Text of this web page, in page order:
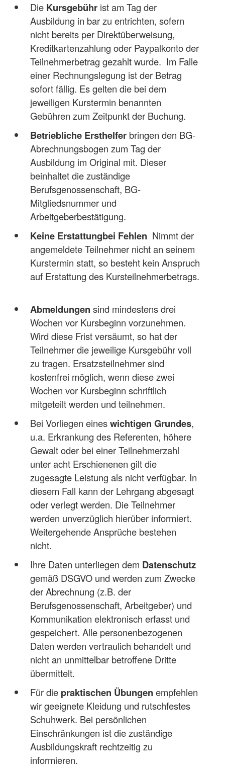
Die Kursgebührist am Tag der
Ausbildung in bar zu entrichten, sofern
nicht bereits per Direktüberweisung,
Kreditkartenzahlung oder Paypalkonto der
Teilnehmerbetrag gezahlt wurde. Im Falle
einer Rechnungslegung ist der Betrag
sofort fällig. Es gelten die bei dem
jeweiligen Kurstermin benannten
Gebühren zum Zeitpunkt der Buchung.
Betriebliche Ersthelferbringen den BG-
Abrechnungsbogen zum Tag der
Ausbildung im Original mit. Dieser
beinhaltet die zuständige
Berufsgenossenschaft, BG-
Mitgliedsnummer und
Arbeitgeberbestätigung.
Keine Erstattungbei Fehlen Nimmt der
angemeldete Teilnehmer nicht an seinem
Kurstermin statt, so besteht kein Anspruch
auf Erstattung des Kursteilnehmerbetrags.
Abmeldungen sind mindestens drei
Wochen vor Kursbeginn vorzunehmen.
Wird diese Frist versäumt, so hat der
Teilnehmer die jeweilige Kursgebühr voll
zu tragen. Ersatzsteilnehmer sind
kostenfrei möglich, wenn diese zwei
Wochen vor Kursbeginn schriftlich
mitgeteilt werden und teilnehmen.
Bei Vorliegen eineswichtigen Grundes,
u.a. Erkrankung des Referenten, höhere
Gewalt oder bei einer Teilnehmerzahl
unter acht Erschienenen gilt die
zugesagte Leistung als nicht verfügbar. In
diesem Fall kann der Lehrgang abgesagt
oder verlegt werden. Die Teilnehmer
werden unverzüglich hierüber informiert.
Weitergehende Ansprüche bestehen
nicht.
Ihre Daten unterliegen dem Datenschutz
gemäß DSGVO und werden zum Zwecke
der Abrechnung (z.B. der
Berufsgenossenschaft, Arbeitgeber) und
Kommunikation elektronisch erfasst und
gespeichert. Alle personenbezogenen
Daten werden vertraulich behandelt und
nicht an unmittelbar betroffene Dritte
übermittelt.
Für die praktischen Übungen empfehlen
wir geeignete Kleidung und rutschfestes
Schuhwerk. Bei persönlichen
Einschränkungen ist die zuständige
Ausbildungskraft rechtzeitig zu
informieren.